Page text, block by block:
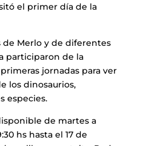
el primer día de la
de Merlo y de diferentes
participaron de la
jornadas para ver
los dinosaurios,
especies.
de martes a
hs hasta el 17 de